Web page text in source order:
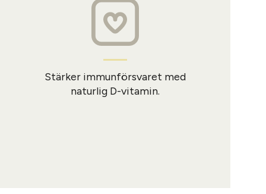
Stärker immunförsvaret med
naturlig D-vitamin.